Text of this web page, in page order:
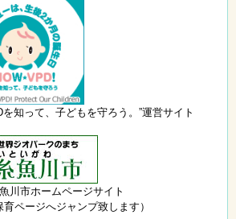
知って、子どもを守ろう。”運営サイト
川市ホームページサイト
育ページへジャンプ致します）